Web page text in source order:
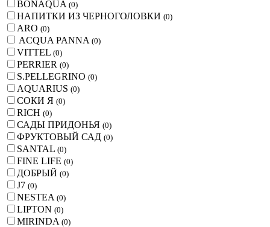
BONAQUA (0)
НАПИТКИ ИЗ ЧЕРНОГОЛОВКИ (0)
ARO (0)
ACQUA PANNA (0)
VITTEL (0)
PERRIER (0)
S.PELLEGRINO (0)
AQUARIUS (0)
СОКИ Я (0)
RICH (0)
САДЫ ПРИДОНЬЯ (0)
ФРУКТОВЫЙ САД (0)
SANTAL (0)
FINE LIFE (0)
ДОБРЫЙ (0)
J7 (0)
NESTEA (0)
LIPTON (0)
MIRINDA (0)